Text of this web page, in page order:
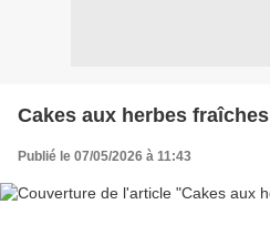
Cakes aux herbes fraîches
Publié le 07/05/2026 à 11:43